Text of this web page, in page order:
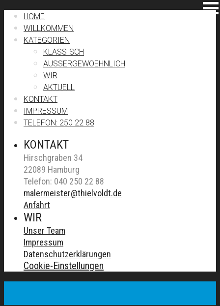
HOME
WILLKOMMEN
KATEGORIEN
KLASSISCH
AUSSERGEWOEHNLICH
WIR
AKTUELL
KONTAKT
IMPRESSUM
TELEFON: 250 22 88
KONTAKT
Hirschgraben 34
22089 Hamburg
Telefon: 040 250 22 88
malermeister@thielvoldt.de
Anfahrt
WIR
Unser Team
Impressum
Datenschutzerklärungen
Cookie-Einstellungen